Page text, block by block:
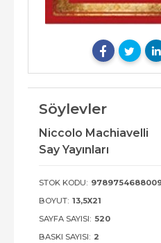
Söylevler
Niccolo Machiavelli
Say Yayınları
STOK KODU:
BOYUT: 13,5X21
SAYFA SAYISI: 520
BASKI SAYISI: 2